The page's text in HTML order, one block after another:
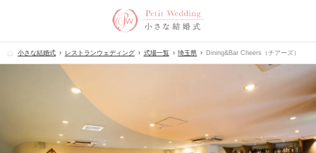
小さな結婚式 レストランウェディング 式場一覧 埼玉県 Dining&Bar Cheers（チアーズ）